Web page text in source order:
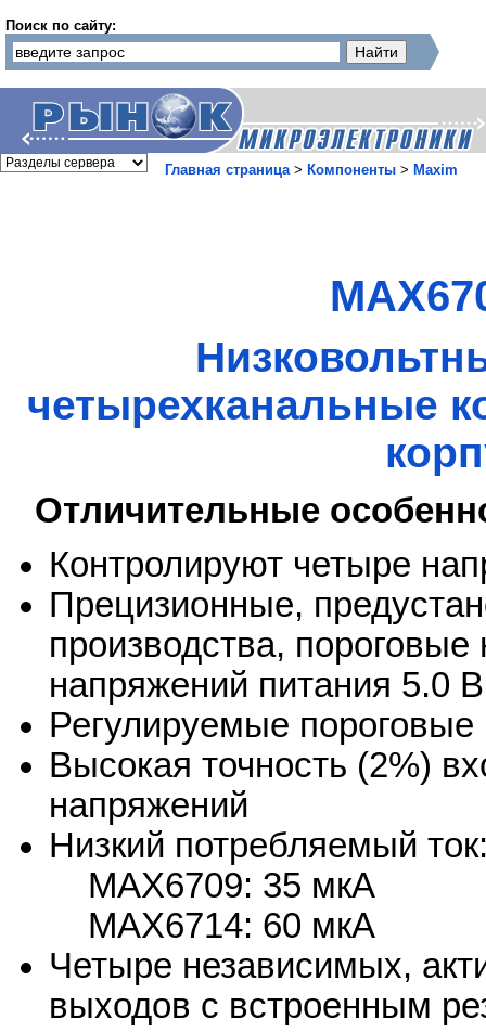
Поиск по сайту:
Главная страница> Компоненты > Maxim
четырехканальные
Отличительные
Контролируют четыре
Прецизионные,
производства,
напряжений питания 5.0
Регулируемые
Высокая точность (2%)
напряжений
Низкий потребляемый
MAX6709: 35 мкА
MAX6714: 60 мкА
Четыре независимых,
выходов с встроенным